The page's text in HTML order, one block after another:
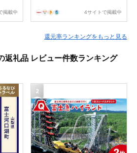
掲載中 4サイトで掲載中
還元率ランキングをもっと見る
返礼品 レビュー件数ランキング
2